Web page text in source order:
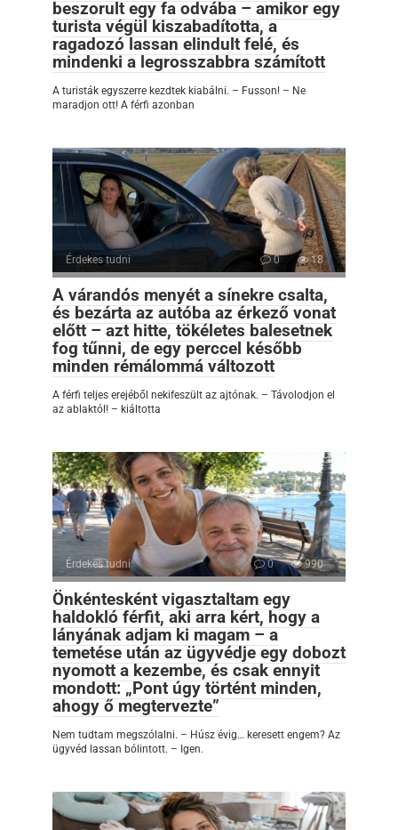
beszorult egy fa odvába – amikor egy
turista végül kiszabadította, a
ragadozó lassan elindult felé, és
mindenki a legrosszabbra számított
A turisták egyszerre kezdtek kiabálni. – Fusson! – Ne
maradjon ott! A férfi azonban
Érdekes tudni 0 18
A várandós menyét a sínekre csalta,
és bezárta az autóba az érkező vonat
előtt – azt hitte, tökéletes balesetnek
fog tűnni, de egy perccel később
minden rémálommá változott
A férfi teljes erejéből nekifeszült az ajtónak. – Távolodjon el
az ablaktól! – kiáltotta
Érdekes tudni 0 990
Önkéntesként vigasztaltam egy
haldokló férfit, aki arra kért, hogy a
lányának adjam ki magam – a
temetése után az ügyvédje egy dobozt
nyomott a kezembe, és csak ennyit
mondott: „Pont úgy történt minden,
ahogy ő megtervezte”
Nem tudtam megszólalni. – Húsz évig… keresett engem? Az
ügyvéd lassan bólintott. – Igen.